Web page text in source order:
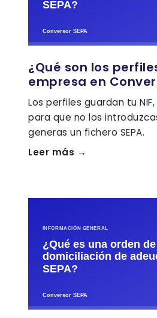
¿Qué son los
empresa en
Los perfiles guardan tu
para que no los
generas un fichero SEPA.
Leer más →